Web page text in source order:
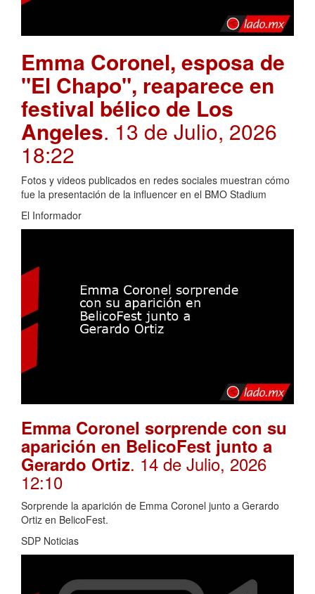
Emma Coronel, esposa de
"El Chapo", reaparece en
festival bélico de Los
Angeles. 13 de Julio, 2026
18:22
Fotos y videos publicados en redes sociales muestran cómo
fue la presentación de la influencer en el BMO Stadium
El Informador
Emma Coronel sorprende con su
aparición en BelicoFest junto a
Gerardo Ortiz. 14 de Julio, 2026
12:10
Sorprende la aparición de Emma Coronel junto a Gerardo
Ortiz en BelicoFest.
SDP Noticias